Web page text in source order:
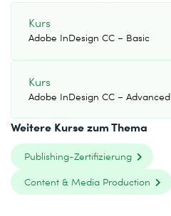
Kurs
Adobe InDesign CC – Basic
Kurs
Adobe InDesign CC – Advanced
Weitere Kurse zum Thema
Publishing-Zertifizierung
Content & Media Production